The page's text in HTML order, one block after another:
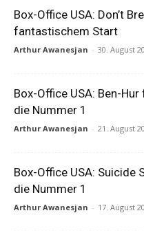
Box-Office USA: Don’t
fantastischem Start
Arthur Awanesjan - 30. August
Box-Office USA: Ben-
die Nummer 1
Arthur Awanesjan - 21. August
Box-Office USA: Suicide
die Nummer 1
Arthur Awanesjan - 17. August